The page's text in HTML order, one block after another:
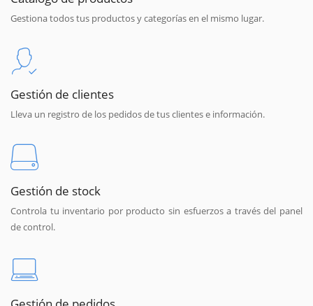
Gestiona todos tus productos y categorías en el mismo lugar.
Gestión de clientes
Lleva un registro de los pedidos de tus clientes e información.
Gestión de stock
Controla tu inventario por producto sin esfuerzos a través del panel
de control.